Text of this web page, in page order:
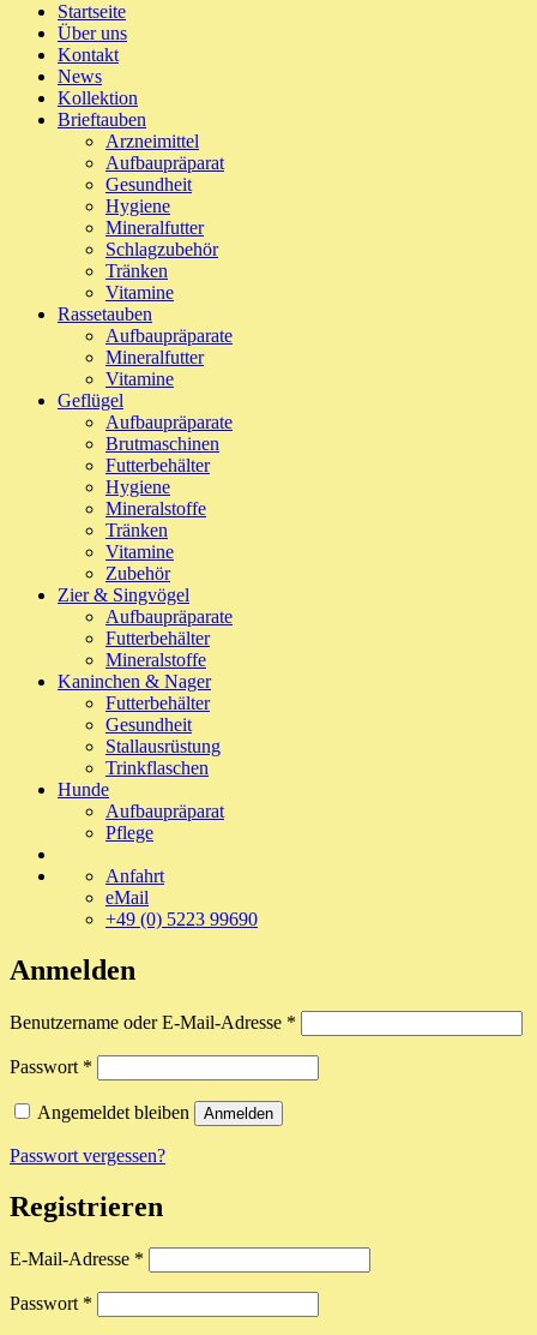
Startseite
Über uns
Kontakt
News
Kollektion
Brieftauben
Arzneimittel
Aufbaupräparat
Gesundheit
Hygiene
Mineralfutter
Schlagzubehör
Tränken
Vitamine
Rassetauben
Aufbaupräparate
Mineralfutter
Vitamine
Geflügel
Aufbaupräparate
Brutmaschinen
Futterbehälter
Hygiene
Mineralstoffe
Tränken
Vitamine
Zubehör
Zier & Singvögel
Aufbaupräparate
Futterbehälter
Mineralstoffe
Kaninchen & Nager
Futterbehälter
Gesundheit
Stallausrüstung
Trinkflaschen
Hunde
Aufbaupräparat
Pflege
Anfahrt
eMail
+49 (0) 5223 99690
Anmelden
Benutzername oder E-Mail-Adresse *
Passwort *
Angemeldet bleiben Anmelden
Passwort vergessen?
Registrieren
E-Mail-Adresse *
Passwort *